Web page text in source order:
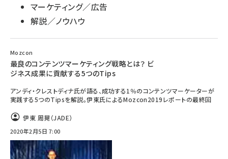
マーケティング／広告
解説／ノウハウ
Mozcon
最良のコンテンツマーケティング戦略とは？ ビ
ジネス成果に貢献する5つのTips
アンディ・クレストディナ氏が語る、成功する1％のコンテンツマーケーターが
実践する5つのTipsを解説。伊東氏によるMozcon2019レポートの最終回
伊東 周晃（JADE）
2020年2月5日 7:00